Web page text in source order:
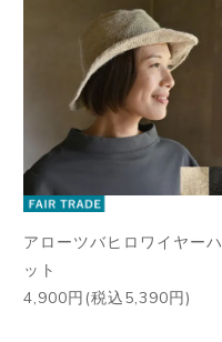
アローツバヒロワイヤーハ
ット
4,900円(税込5,390円)